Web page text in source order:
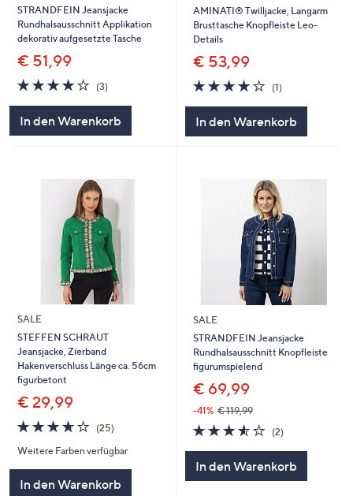
STRANDFEIN Jeansjacke
Rundhalsausschnitt Applikation
dekorativ aufgesetzte Tasche
€ 51,99
4.0
von
(3)3
In den Warenkorb
AMINATI® Twilljacke, Langarm
Brusttasche Knopfleiste Leo-
Details
€ 53,99
4.0
von
(1)1
In den Warenkorb
SALE
STEFFEN SCHRAUT
Jeansjacke, Zierband
Hakenverschluss Länge ca. 56cm
figurbetont
€ 29,99
3.6
von
5
(25)25
Weitere Farben verfügbar
In den Warenkorb
SALE
STRANDFEIN Jeansjacke
Rundhalsausschnitt Knopfleiste
figurumspielend
€ 69,99
-41% € 119,99
3.5
von
(2)2
In den Warenkorb